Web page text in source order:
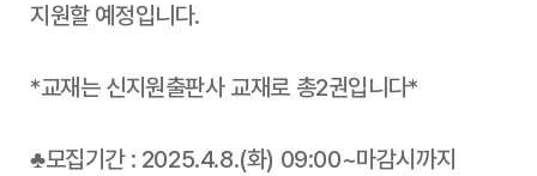
지원할 예정입니다.
*교재는 신지원출판사 교재로 총2권입니다*
♣모집기간 : 2025.4.8.(화) 09:00~마감시까지